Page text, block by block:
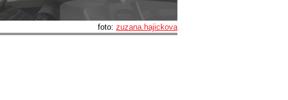
foto: zuzana.hajickova